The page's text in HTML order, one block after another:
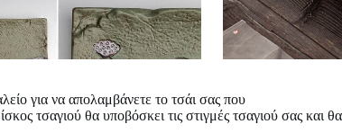
για να απολαμβάνετε το τσάι σας που
τσαγιού θα υποβόσκει τις στιγμές τσαγιού σας και θα